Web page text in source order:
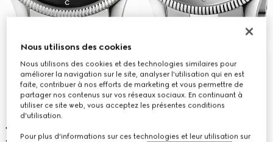
Nous utilisons des cookies
Nous utilisons des cookies et des technologies similaires pour
améliorer la navigation sur le site, analyser l'utilisation qui en est
faite, contribuer à nos efforts de marketing et vous permettre de
partager nos contenus sur vos réseaux sociaux. En continuant à
utiliser ce site web, vous acceptez les présentes conditions
d'utilisation.
Pour plus d'informations sur ces technologies et leur utilisation sur